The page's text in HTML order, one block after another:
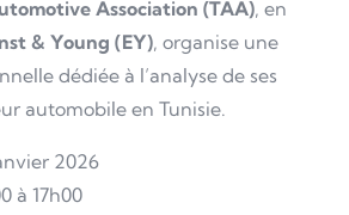
Association (TAA), en
& Young (EY), organise une
dédiée à l’analyse de ses
automobile en Tunisie.
2026
à 17h00